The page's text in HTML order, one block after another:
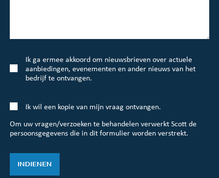
Ik ga ermee akkoord om nieuwsbrieven over actuele
aanbiedingen, evenementen en ander nieuws van het
bedrijf te ontvangen.
Ik wil een kopie van mijn vraag ontvangen.
Om uw vragen/verzoeken te behandelen verwerkt Scott de
persoonsgegevens die in dit formulier worden verstrekt.
INDIENEN